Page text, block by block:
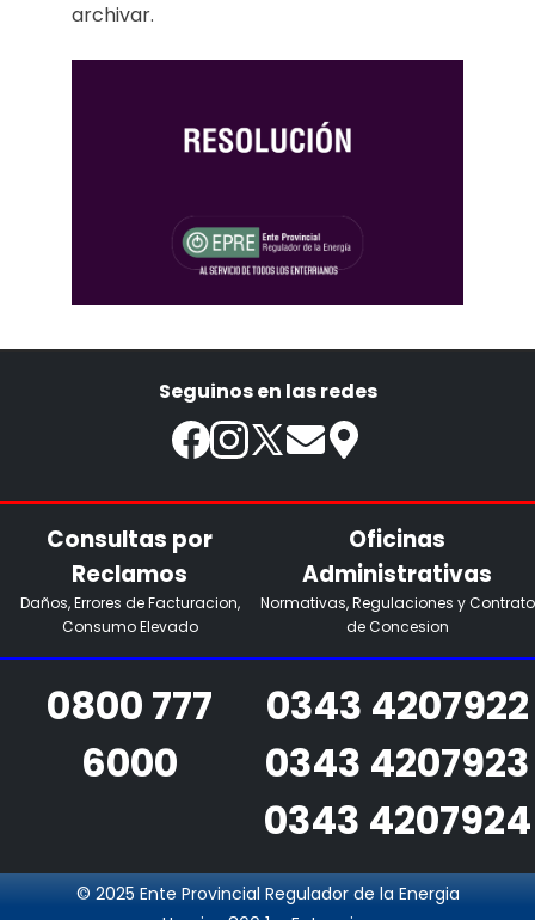
archivar.
Seguinos en las redes
Consultas por
Reclamos
Daños, Errores de Facturacion,
Consumo Elevado
0800 777
6000
Oficinas
Administrativas
Normativas, Regulaciones y Contrato
de Concesion
0343 4207922
0343 4207923
0343 4207924
© 2025 Ente Provincial Regulador de la Energia